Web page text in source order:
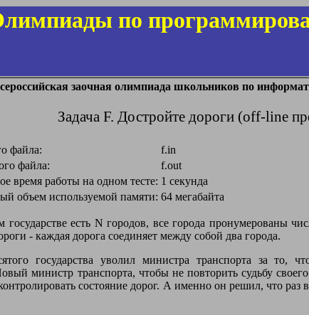
по
заочная олимпиада школьников по
Задача F. Достройте дороги (off-line
файла:
f.in
файла:
f.out
время работы на одном тесте: 1 секунда
объем используемой памяти: 64 мегабайта
государстве есть N городов, все города пронумерованы
- каждая дорога соединяет между собой два города.
государства уволил министра транспорта за то,
министр транспорта, чтобы не повторить судьбу
состояние дорог. А именно он решил, что раз